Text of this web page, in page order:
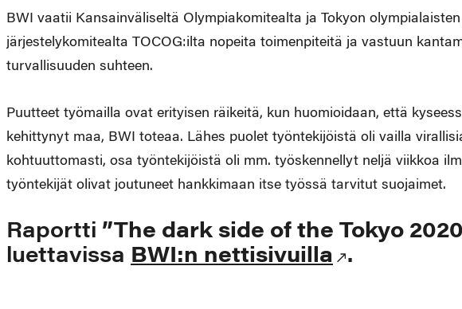
BWI vaatii Kansainväliseltä Olympiakomitealta ja Tokyon
järjestelykomitealta TOCOG:ilta nopeita toimenpiteitä ja vastuun
turvallisuuden suhteen.
Puutteet työmailla ovat erityisen räikeitä, kun huomioidaan, että
kehittynyt maa, BWI toteaa. Lähes puolet työntekijöistä oli vailla
kohtuuttomasti, osa työntekijöistä oli mm. työskennellyt neljä viikkoa
työntekijät olivat joutuneet hankkimaan itse työssä tarvitut suojaimet.
Raportti ”The dark side of the Tokyo
luettavissa BWI:n nettisivuilla .